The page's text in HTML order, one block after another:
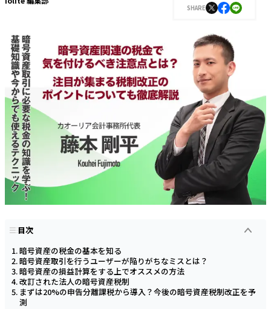
SHARE
目次
暗号資産の税金の基本を知る
暗号資産取引を行うユーザーが陥りがちなミスとは？
暗号資産の損益計算をする上でオススメの方法
改訂された法人の暗号資産税制
まずは20%の申告分離課税から導入？今後の暗号資産税制改正を予
測